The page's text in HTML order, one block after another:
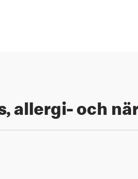
allergi- och